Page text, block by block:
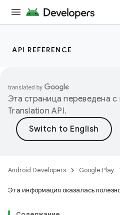
API REFERENCE
Эта страница переведена
Translation API.
Android Developers Google Play
Эта информация оказалась